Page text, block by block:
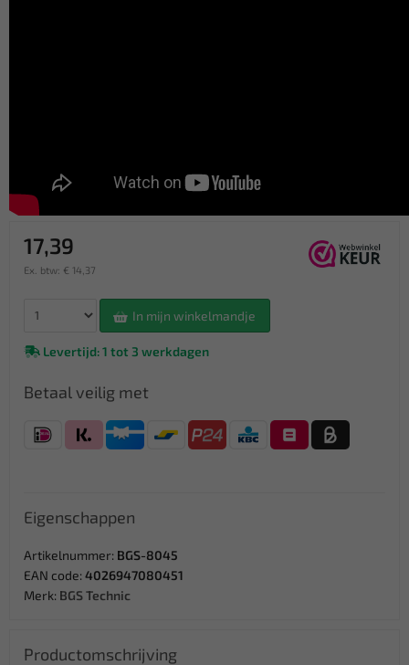
17,39
Ex. btw: € 14,37
In mijn winkelmandje
Levertijd: 1 tot 3 werkdagen
Betaal veilig met
Eigenschappen
Artikelnummer: BGS-8045
EAN code: 4026947080451
Merk: BGS Technic
Productomschrijving